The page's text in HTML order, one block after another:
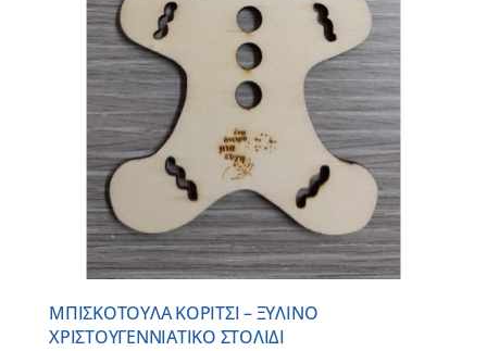
ΜΠΙΣΚΟΤΟΥΛΑ ΚΟΡΙΤΣΙ – ΞΥΛΙΝO
ΧΡΙΣΤΟΥΓΕΝΝΙΑΤΙΚO ΣΤΟΛΙΔΙ